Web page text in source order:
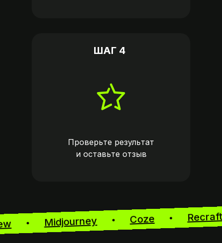
Проверьте результат
и оставьте отзыв
ШАГ 4
Midjourney Coze